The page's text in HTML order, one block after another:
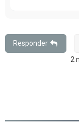
Responder
2